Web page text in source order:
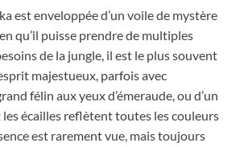
est enveloppée d’un voile de mystère
qu’il puisse prendre de multiples
de la jungle, il est le plus souvent
majestueux, parfois avec
félin aux yeux d’émeraude, ou d’un
écailles reflètent toutes les couleurs
est rarement vue, mais toujours